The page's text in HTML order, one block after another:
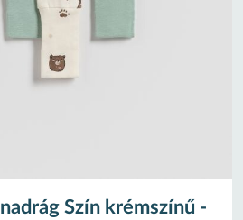
Szín krémszínű -